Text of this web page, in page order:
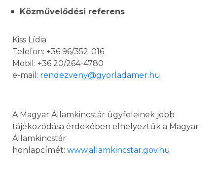
Közművelődési referens
Kiss Lídia
Telefon: +36 96/352-016
Mobil: +36 20/264-4780
e-mail: rendezveny@gyorladamer.hu
A Magyar Államkincstár ügyfeleinek jobb
tájékozódása érdekében elhelyeztük a Magyar
Államkincstár
honlapcímét: www.allamkincstar.gov.hu